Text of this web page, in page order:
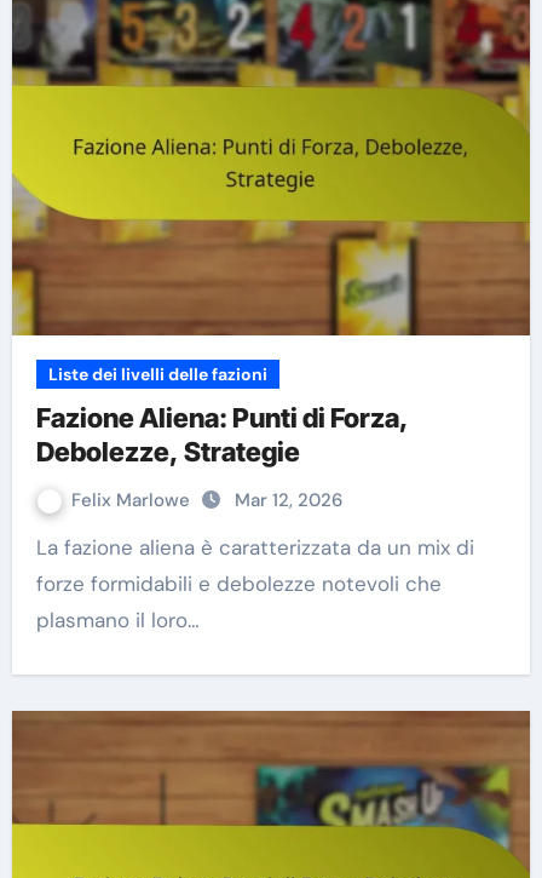
Liste dei livelli delle fazioni
Fazione Aliena: Punti di Forza,
Debolezze, Strategie
Felix Marlowe Mar 12, 2026
La fazione aliena è caratterizzata da un mix di
forze formidabili e debolezze notevoli che
plasmano il loro…